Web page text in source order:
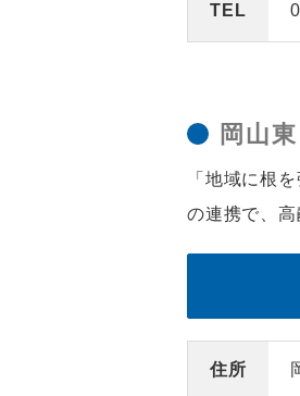
TEL
岡山
「地域に根
の連携で、高
住所